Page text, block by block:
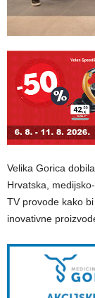
Velika Gorica
Hrvatska,
TV provode kako
inovativne